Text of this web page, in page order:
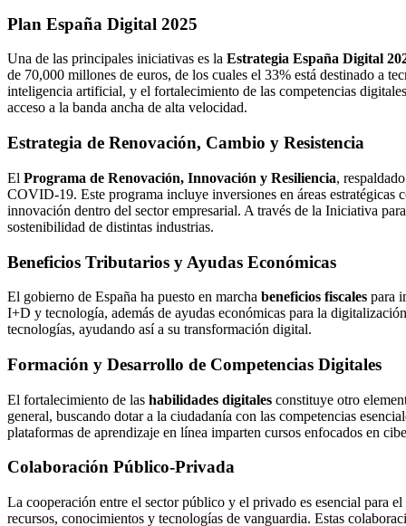
Plan España Digital 2025
Una de las principales iniciativas es la Estrategia España Digital
de 70,000 millones de euros, de los cuales el 33% está destinado a
inteligencia artificial, y el fortalecimiento de las competencias
acceso a la banda ancha de alta velocidad.
Estrategia de Renovación, Cambio y Resistencia
El Programa de Renovación, Innovación y Resiliencia,
COVID-19. Este programa incluye inversiones en áreas
innovación dentro del sector empresarial. A través de la Iniciativa
sostenibilidad de distintas industrias.
Beneficios Tributarios y Ayudas Económicas
El gobierno de España ha puesto en marcha beneficios fiscales para
I+D y tecnología, además de ayudas económicas para la
tecnologías, ayudando así a su transformación digital.
Formación y Desarrollo de Competencias Digitales
El fortalecimiento de las habilidades digitales constituye otro
general, buscando dotar a la ciudadanía con las competencias
plataformas de aprendizaje en línea imparten cursos enfocados en
Colaboración Público-Privada
La cooperación entre el sector público y el privado es esencial para
recursos, conocimientos y tecnologías de vanguardia. Estas